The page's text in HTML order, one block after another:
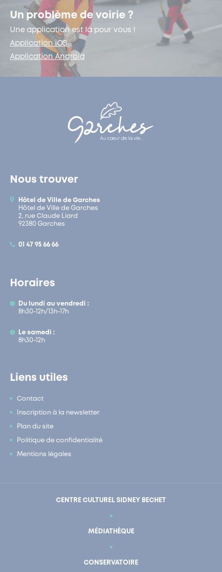
Un problème de voirie ?
Une application est là pour vous !
Application iOS
Application Android
Nous trouver
Hôtel de Ville de Garches
Hôtel de Ville de Garches
2, rue Claude Liard
92380 Garches
01 47 95 66 66
Horaires
Du lundi au vendredi :
8h30-12h/13h-17h
Le samedi :
8h30-12h
Liens utiles
Contact
Inscription à la newsletter
Plan du site
Politique de confidentialité
Mentions légales
CENTRE CULTUREL SIDNEY BECHET
MÉDIATHÈQUE
CONSERVATOIRE